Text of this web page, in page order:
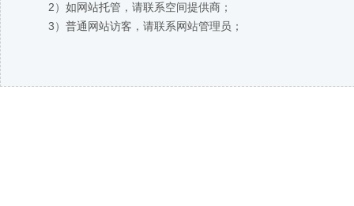
2）如网站托管，请联系空间提供商；
3）普通网站访客，请联系网站管理员；